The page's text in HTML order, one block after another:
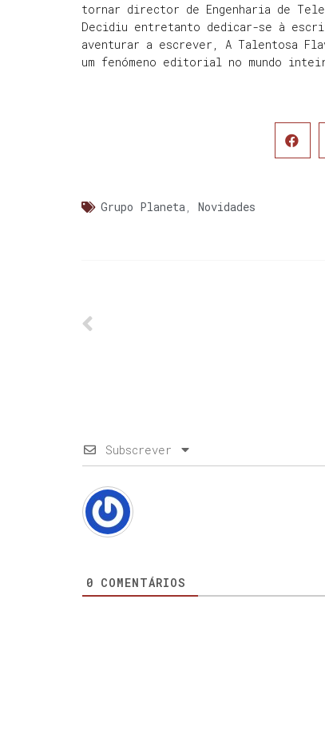
tornar director de Engenharia de
Decidiu entretanto dedicar-se à
aventurar a escrever, A Talentosa
um fenómeno editorial no mundo
Grupo Planeta, Novidades
Subscrever
0 COMENTÁRIOS